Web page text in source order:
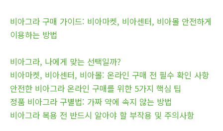
비아그라 구매 가이드: 비아마켓, 비아센터, 비아몰 안전하게
이용하는 방법
비아그라, 나에게 맞는 선택일까?
비아마켓, 비아센터, 비아몰: 온라인 구매 전 필수 확인 사항
안전한 비아그라 온라인 구매를 위한 5가지 핵심 팁
정품 비아그라 구별법: 가짜 약에 속지 않는 방법
비아그라 복용 전 반드시 알아야 할 부작용 및 주의사항